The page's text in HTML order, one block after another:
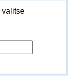
valitse